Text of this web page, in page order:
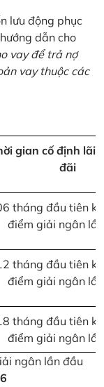
lưu động phục
dẫn cho
vay để trả nợ
vay thuộc các
gian cố định lãi
đãi
tháng đầu tiên
điểm giải ngân
tháng đầu tiên
điểm giải ngân
tháng đầu tiên
điểm giải ngân
ngân lần đầu